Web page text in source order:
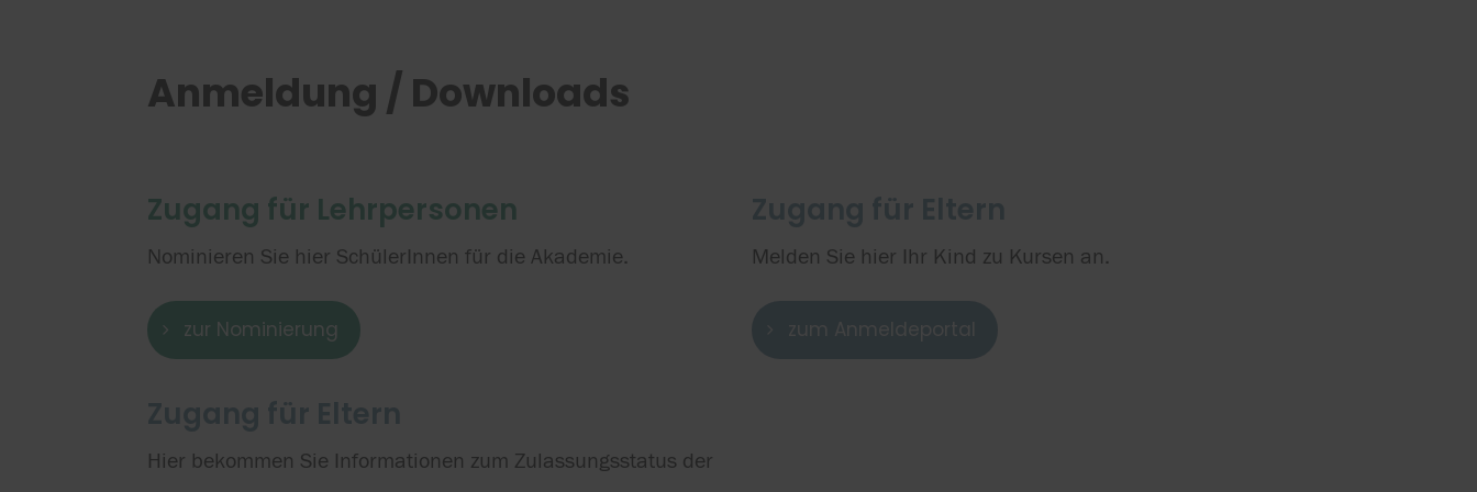
Anmeldung / Downloads
Zugang für Lehrpersonen
Nominieren Sie hier SchülerInnen für die Akademie.
zur Nominierung
Melden Sie hier Ihr Kind zu Kursen an.
Hier bekommen Sie Informationen zum Zulassungsstatus der